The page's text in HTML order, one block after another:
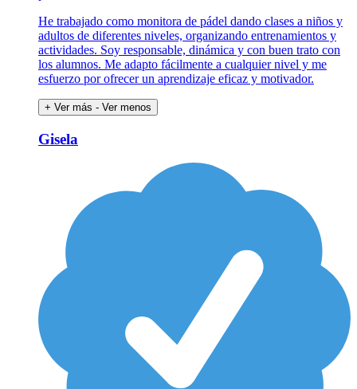
He trabajado como monitora de pádel dando clases a niños y
adultos de diferentes niveles, organizando entrenamientos y
actividades. Soy responsable, dinámica y con buen trato con
los alumnos. Me adapto fácilmente a cualquier nivel y me
esfuerzo por ofrecer un aprendizaje eficaz y motivador.
+ Ver más - Ver menos
Gisela